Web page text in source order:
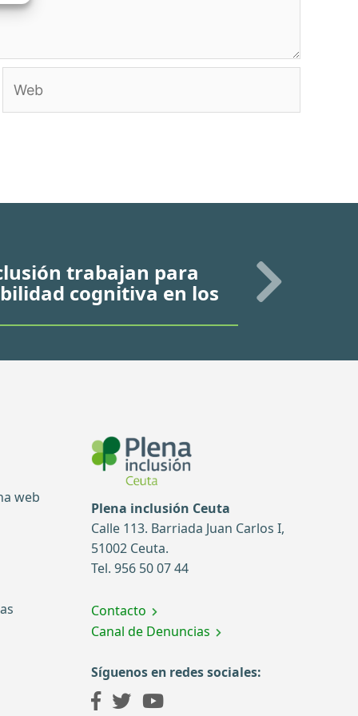
trabajan para
cognitiva en los
web
Plena inclusión Ceuta
Calle 113. Barriada Juan Carlos I,
51002 Ceuta.
Tel. 956 50 07 44
Contacto
Canal de Denuncias
Síguenos en redes sociales: